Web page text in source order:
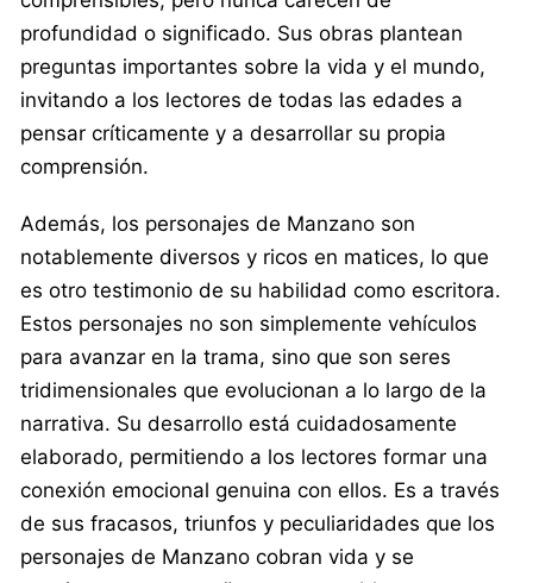
profundidad o significado. Sus obras plantean
preguntas importantes sobre la vida y el mundo,
invitando a los lectores de todas las edades a
pensar críticamente y a desarrollar su propia
comprensión.
Además, los personajes de Manzano son
notablemente diversos y ricos en matices, lo que
es otro testimonio de su habilidad como escritora.
Estos personajes no son simplemente vehículos
para avanzar en la trama, sino que son seres
tridimensionales que evolucionan a lo largo de la
narrativa. Su desarrollo está cuidadosamente
elaborado, permitiendo a los lectores formar una
conexión emocional genuina con ellos. Es a través
de sus fracasos, triunfos y peculiaridades que los
personajes de Manzano cobran vida y se